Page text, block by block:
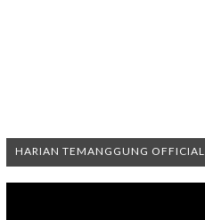
HARIAN TEMANGGUNG OFFICIAL